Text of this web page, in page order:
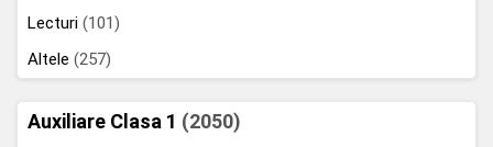
Lecturi (101)
Altele (257)
Auxiliare Clasa 1 (2050)